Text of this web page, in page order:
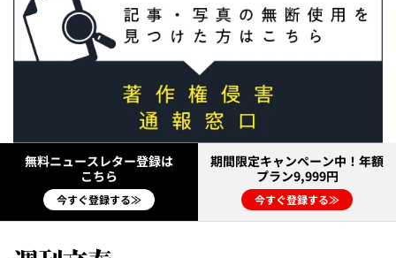
無料ニュースレター登録は
こちら
今すぐ登録する≫
期間限定キャンペーン中！年額
プラン9,999円
今すぐ登録する≫